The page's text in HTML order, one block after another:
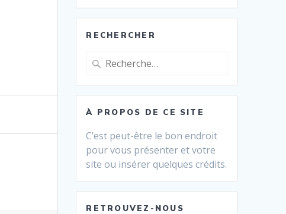
RECHERCHER
Recherche
pour
:
À PROPOS DE CE SITE
C’est peut-être le bon endroit
pour vous présenter et votre
site ou insérer quelques crédits.
RETROUVEZ-NOUS